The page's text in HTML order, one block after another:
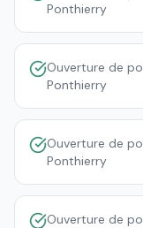
Ponthierry
Ouverture de
Ponthierry
Ouverture de
Ponthierry
Ouverture de